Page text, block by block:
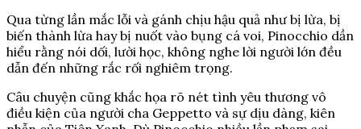
Qua từng lần mắc lỗi và gánh chịu hậu quả như bị lừa, bị
biến thành lừa hay bị nuốt vào bụng cá voi, Pinocchio dần
hiểu rằng nói dối, lười học, không nghe lời người lớn đều
dẫn đến những rắc rối nghiêm trọng.
Câu chuyện cũng khắc họa rõ nét tình yêu thương vô
điều kiện của người cha Geppetto và sự dịu dàng, kiên